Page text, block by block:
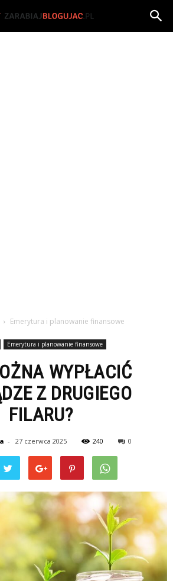
Emerytura i planowanie finansowe
Emerytura i planowanie finansowe
WYPŁACIĆ
Z DRUGIEGO
FILARU?
- 27 czerwca 2025 240 0